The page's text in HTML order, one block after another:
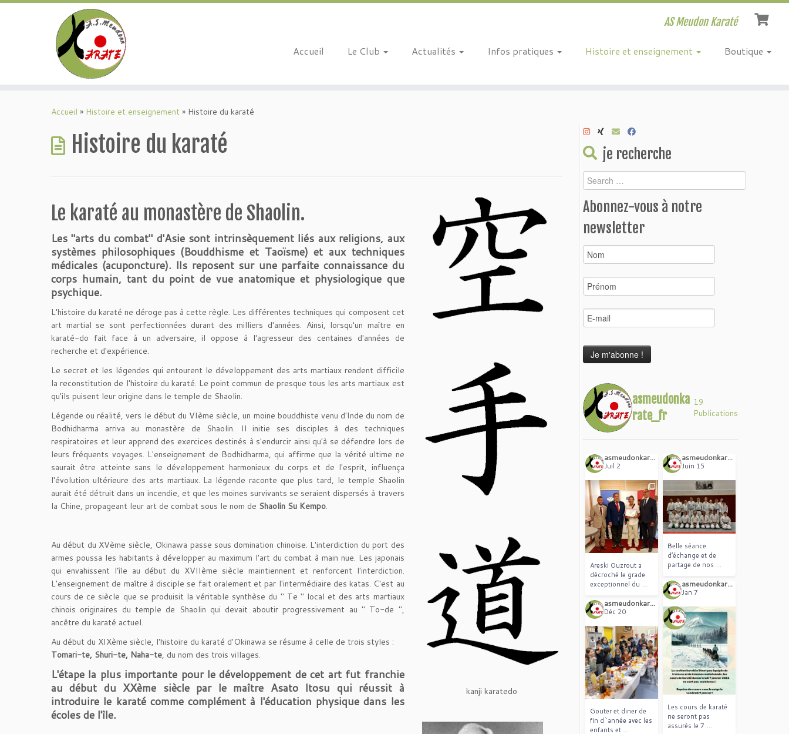
AS Meudon Karaté
Accueil Le Club Actualités Infos pratiques Histoire et enseignement Boutique
Accueil » Histoire et enseignement » Histoire du karaté
Histoire du karaté
Le karaté au monastère de Shaolin.
Les "arts du combat" d'Asie sont intrinsèquement liés aux religions, aux
systèmes philosophiques (Bouddhisme et Taoïsme) et aux techniques
médicales (acuponcture). Ils reposent sur une parfaite connaissance du
corps humain, tant du point de vue anatomique et physiologique que
psychique.
L'histoire du karaté ne déroge pas à cette règle. Les différentes techniques qui composent cet
art martial se sont perfectionnées durant des milliers d'années. Ainsi, lorsqu'un maître en
karaté-do fait face à un adversaire, il oppose à l'agresseur des centaines d'années de
recherche et d'expérience.
Le secret et les légendes qui entourent le développement des arts martiaux rendent difficile
la reconstitution de l'histoire du karaté. Le point commun de presque tous les arts martiaux est
qu'ils puisent leur origine dans le temple de Shaolin.
Légende ou réalité, vers le début du VIème siècle, un moine bouddhiste venu d'Inde du nom de
Bodhidharma arriva au monastère de Shaolin. Il initie ses disciples à des techniques
respiratoires et leur apprend des exercices destinés à s'endurcir ainsi qu'à se défendre lors de
leurs fréquents voyages. L'enseignement de Bodhidharma, qui affirme que la vérité ultime ne
saurait être atteinte sans le développement harmonieux du corps et de l'esprit, influença
l'évolution ultérieure des arts martiaux. La légende raconte que plus tard, le temple Shaolin
aurait été détruit dans un incendie, et que les moines survivants se seraient dispersés à travers
la Chine, propageant leur art de combat sous le nom de Shaolin Su Kempo.
Au début du XVème siècle, Okinawa passe sous domination chinoise. L'interdiction du port des
armes poussa les habitants à développer au maximum l'art du combat à main nue. Les japonais
qui envahissent l'île au début du XVIIème siècle maintiennent et renforcent l'interdiction.
L'enseignement de maître à disciple se fait oralement et par l'intermédiaire des katas. C'est au
cours de ce siècle que se produisit la véritable synthèse du " Te " local et des arts martiaux
chinois originaires du temple de Shaolin qui devait aboutir progressivement au " To-de ",
ancêtre du karaté actuel.
Au début du XIXème siècle, l'histoire du karaté d'Okinawa se résume à celle de trois styles :
Tomari-te, Shuri-te, Naha-te, du nom des trois villages.
L'étape la plus importante pour le développement de cet art fut franchie
au début du XXème siècle par le maître Asato Itosu qui réussit à
introduire le karaté comme complément à l'éducation physique dans les
écoles de l'île.
kanji karatedo
je recherche
Abonnez-vous à notre
newsletter
asmeudonka
rate_fr
19
Publications
asmeudonkarate_fr
Juil 2
Areski Ouzrout a
décroché le grade
exceptionnel du ...
asmeudonkarate_fr
Juin 15
Belle séance
d’échange et de
partage de nos ...
asmeudonkarate_fr
Jan 7
Les cours de karaté
ne seront pas
assurés le 7 ...
asmeudonkarate_fr
Déc 20
Gouter et diner de
fin d`année avec les
enfants et ...